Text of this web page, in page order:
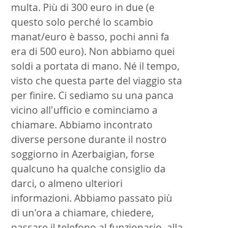
multa. Più di 300 euro in due (e
questo solo perché lo scambio
manat/euro è basso, pochi anni fa
era di 500 euro). Non abbiamo quei
soldi a portata di mano. Né il tempo,
visto che questa parte del viaggio sta
per finire. Ci sediamo su una panca
vicino all'ufficio e cominciamo a
chiamare. Abbiamo incontrato
diverse persone durante il nostro
soggiorno in Azerbaigian, forse
qualcuno ha qualche consiglio da
darci, o almeno ulteriori
informazioni. Abbiamo passato più
di un'ora a chiamare, chiedere,